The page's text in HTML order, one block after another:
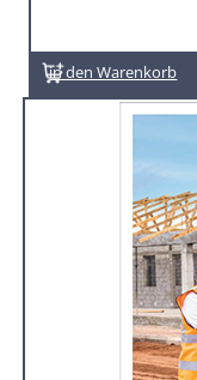
In den Warenkorb